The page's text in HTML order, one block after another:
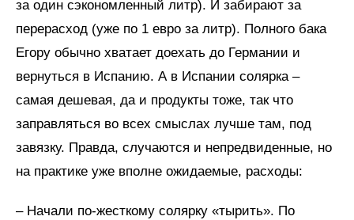
за один сэкономленный литр). И забирают за
перерасход (уже по 1 евро за литр). Полного бака
Егору обычно хватает доехать до Германии и
вернуться в Испанию. А в Испании солярка –
самая дешевая, да и продукты тоже, так что
заправляться во всех смыслах лучше там, под
завязку. Правда, случаются и непредвиденные, но
на практике уже вполне ожидаемые, расходы:
– Начали по-жесткому солярку «тырить». По